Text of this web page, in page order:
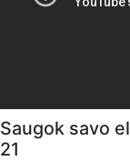
Saugok savo
21